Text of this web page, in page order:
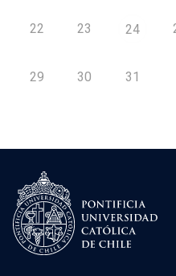
22 23 24
29 30 31